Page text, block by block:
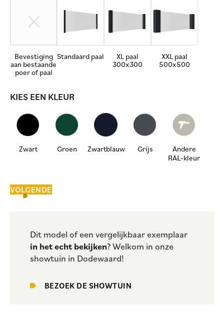
Bevestiging
aan bestaande
poer of paal
Standaard paal
XL paal
300x300
XXL paal
500x500
KIES EEN KLEUR
Zwart Groen Zwartblauw Grijs
Andere
RAL-kleur
VOLGENDE
Dit model of een vergelijkbaar exemplaar
in het echt bekijken? Welkom in onze
showtuin in Dodewaard!
BEZOEK DE SHOWTUIN